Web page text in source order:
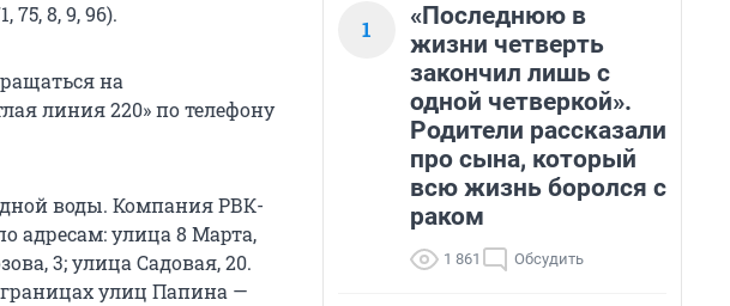
75, 8, 9, 96).
на
линия 220» по телефону
воды. Компания РВК-
адресам: улица 8 Марта,
3; улица Садовая, 20.
границах улиц Папина —
1
«Последнюю в
жизни четверть
закончил лишь с
одной четверкой».
Родители рассказали
про сына, который
всю жизнь боролся с
раком
1 861 Обсудить